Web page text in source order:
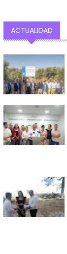
ACTUALIDAD